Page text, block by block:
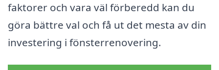
faktorer och vara väl förberedd kan du
göra bättre val och få ut det mesta av din
investering i fönsterrenovering.